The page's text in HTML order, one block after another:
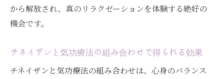
から解放され、真のリラクゼーションを体験する絶好の
機会です。
チネイザンと気功療法の組み合わせで得られる効果
チネイザンと気功療法の組み合わせは、心身のバランス